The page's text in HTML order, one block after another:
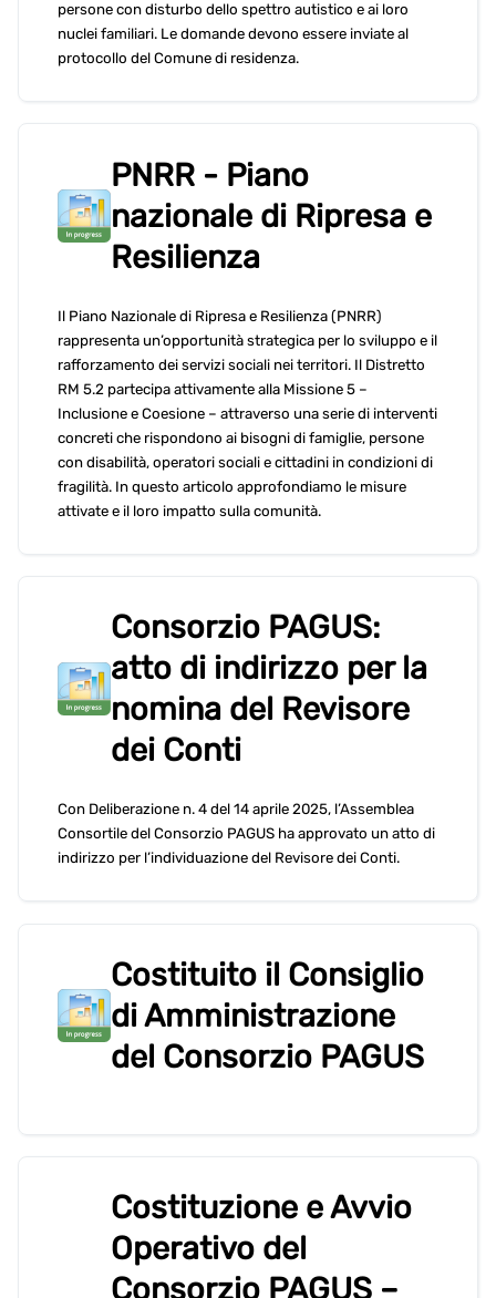
persone con disturbo dello spettro autistico e ai loro
nuclei familiari. Le domande devono essere inviate al
protocollo del Comune di residenza.
PNRR - Piano
nazionale di Ripresa e
Resilienza
Il Piano Nazionale di Ripresa e Resilienza (PNRR)
rappresenta un’opportunità strategica per lo sviluppo e il
rafforzamento dei servizi sociali nei territori. Il Distretto
RM 5.2 partecipa attivamente alla Missione 5 –
Inclusione e Coesione – attraverso una serie di interventi
concreti che rispondono ai bisogni di famiglie, persone
con disabilità, operatori sociali e cittadini in condizioni di
fragilità. In questo articolo approfondiamo le misure
attivate e il loro impatto sulla comunità.
Consorzio PAGUS:
atto di indirizzo per la
nomina del Revisore
dei Conti
Con Deliberazione n. 4 del 14 aprile 2025, l’Assemblea
Consortile del Consorzio PAGUS ha approvato un atto di
indirizzo per l’individuazione del Revisore dei Conti.
Costituito il Consiglio
di Amministrazione
del Consorzio PAGUS
Costituzione e Avvio
Operativo del
Consorzio PAGUS –